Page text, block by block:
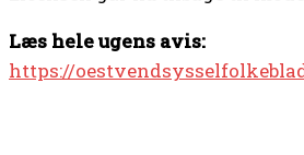
Læs hele ugens avis:
https://